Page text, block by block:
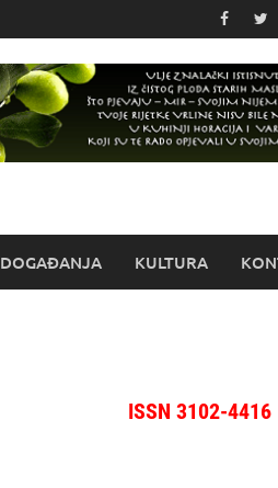
DOGAĐANJA KULTURA
ISSN 3102-4416